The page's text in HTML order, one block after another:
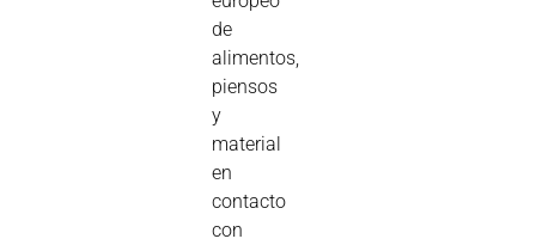
de
alimentos,
piensos
y
material
en
contacto
con